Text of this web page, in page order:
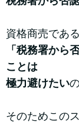
資格商売であ
「税務署から
ことは
極力避けたい
そのためこの